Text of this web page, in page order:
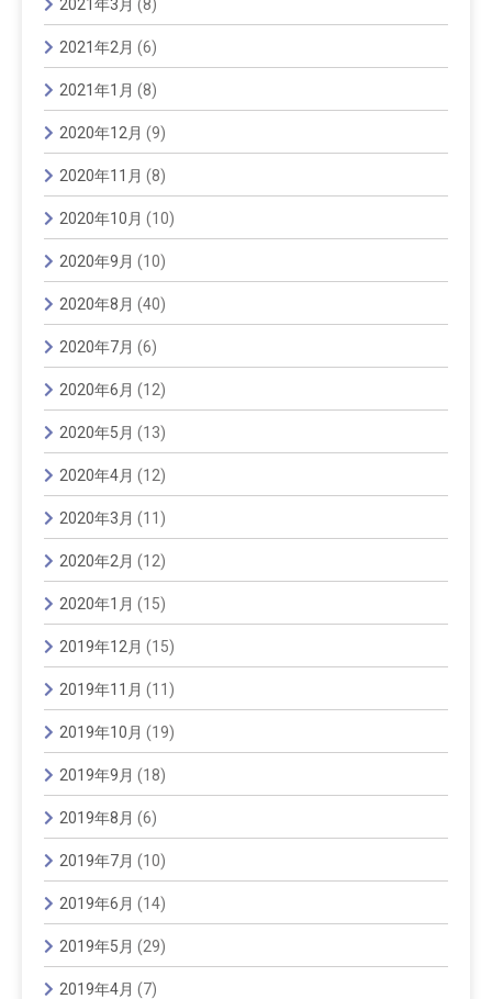
2021年3月 (8)
2021年2月 (6)
2021年1月 (8)
2020年12月 (9)
2020年11月 (8)
2020年10月 (10)
2020年9月 (10)
2020年8月 (40)
2020年7月 (6)
2020年6月 (12)
2020年5月 (13)
2020年4月 (12)
2020年3月 (11)
2020年2月 (12)
2020年1月 (15)
2019年12月 (15)
2019年11月 (11)
2019年10月 (19)
2019年9月 (18)
2019年8月 (6)
2019年7月 (10)
2019年6月 (14)
2019年5月 (29)
2019年4月 (7)